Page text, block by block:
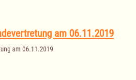
am 06.11.2019
am 06.11.2019